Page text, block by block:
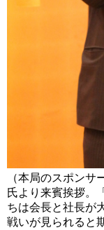
（本局のスポン
氏より来賓挨拶。
ちは会長と社長が
戦いが見られると